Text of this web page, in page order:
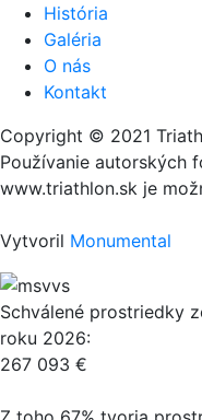
História
Galéria
O nás
Kontakt
Copyright © 2021
Používanie autorských
www.triathlon.sk je
Vytvoril Monumental
Schválené prostriedky
roku 2026:
267 093 €